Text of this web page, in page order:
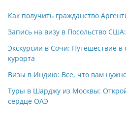
Как получить гражданство
Запись на визу в Посольство
Экскурсии в Сочи: Путешествие
курорта
Визы в Индию: Все, что вам
Туры в Шарджу из Москвы:
сердце ОАЭ